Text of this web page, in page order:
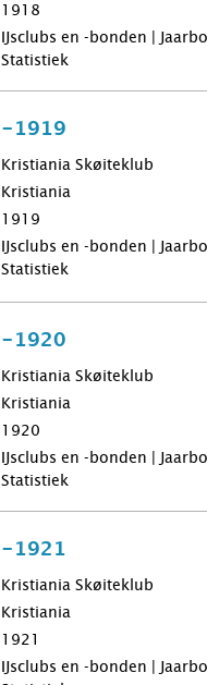
1918
IJsclubs en -bonden |
Statistiek
1919
Kristiania Skøiteklub
Kristiania
1919
IJsclubs en -bonden |
Statistiek
1920
Kristiania Skøiteklub
Kristiania
1920
IJsclubs en -bonden |
Statistiek
1921
Kristiania Skøiteklub
Kristiania
1921
IJsclubs en -bonden |